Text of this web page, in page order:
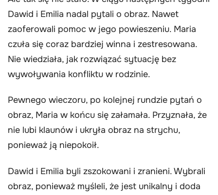
Dawid i Emilia nadal pytali o obraz. Nawet
zaoferowali pomoc w jego powieszeniu. Maria
czuła się coraz bardziej winna i zestresowana.
Nie wiedziała, jak rozwiązać sytuację bez
wywoływania konfliktu w rodzinie.
Pewnego wieczoru, po kolejnej rundzie pytań o
obraz, Maria w końcu się załamała. Przyznała, że
nie lubi klaunów i ukryła obraz na strychu,
ponieważ ją niepokoił.
Dawid i Emilia byli zszokowani i zranieni. Wybrali
obraz, ponieważ myśleli, że jest unikalny i doda